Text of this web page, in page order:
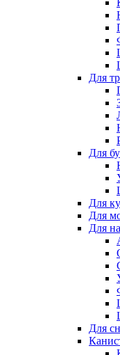
Для
Для
Для
Для
Для
Для